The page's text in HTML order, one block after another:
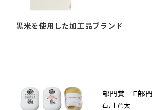
黒米を使用した加工品ブランド
部門賞 F部門
石川 竜太